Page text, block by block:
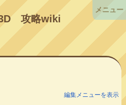
攻略wiki
編集メニューを表示
メニュー